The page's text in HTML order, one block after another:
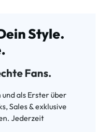
Style.
Fans.
als Erster über
Sales & exklusive
Jederzeit